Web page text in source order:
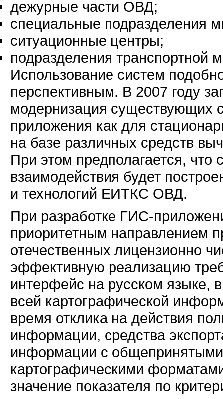
дежурные части ОВД;
специальные
ситуационные центры;
подразделения транспортной
Использование систем
перспективным. В 2007 году
модернизация существующих
приложения как для
на базе различных средств
При этом предполагается,
взаимодействия будет
и технологий ЕИТКС ОВД.
При разработке ГИС-
приоритетным направлением
отечественных лицензионно
эффективную реализацию
интерфейс на русском языке,
всей картографической
время отклика на действия
информации, средства
информации с
картографическими
значение показателя по